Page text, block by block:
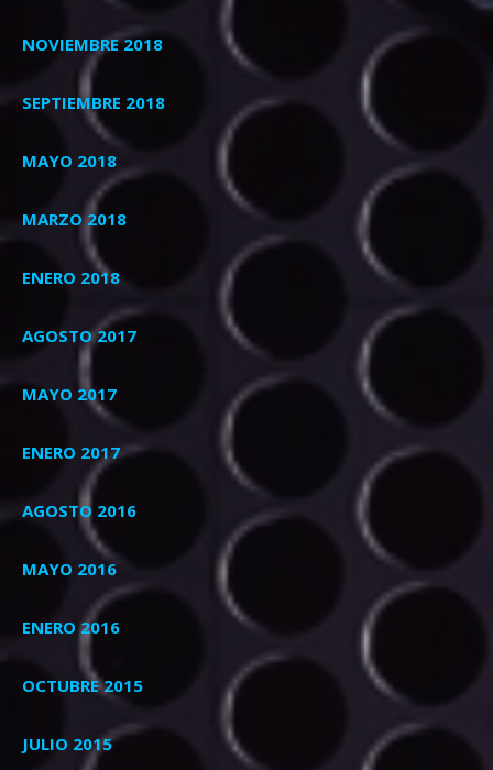
NOVIEMBRE 2018
SEPTIEMBRE 2018
MAYO 2018
MARZO 2018
ENERO 2018
AGOSTO 2017
MAYO 2017
ENERO 2017
AGOSTO 2016
MAYO 2016
ENERO 2016
OCTUBRE 2015
JULIO 2015